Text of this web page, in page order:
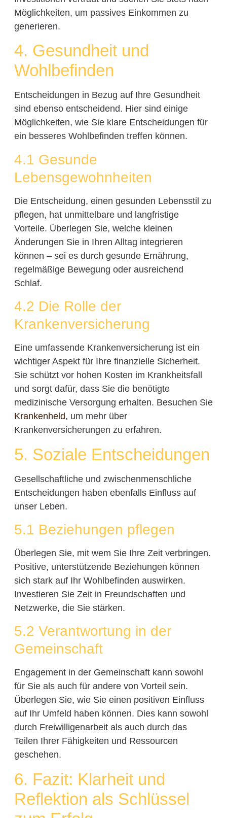
Möglichkeiten, um passives Einkommen zu
generieren.
4. Gesundheit und
Wohlbefinden
Entscheidungen in Bezug auf Ihre Gesundheit
sind ebenso entscheidend. Hier sind einige
Möglichkeiten, wie Sie klare Entscheidungen für
ein besseres Wohlbefinden treffen können.
4.1 Gesunde
Lebensgewohnheiten
Die Entscheidung, einen gesunden Lebensstil zu
pflegen, hat unmittelbare und langfristige
Vorteile. Überlegen Sie, welche kleinen
Änderungen Sie in Ihren Alltag integrieren
können – sei es durch gesunde Ernährung,
regelmäßige Bewegung oder ausreichend
Schlaf.
4.2 Die Rolle der
Krankenversicherung
Eine umfassende Krankenversicherung ist ein
wichtiger Aspekt für Ihre finanzielle Sicherheit.
Sie schützt vor hohen Kosten im Krankheitsfall
und sorgt dafür, dass Sie die benötigte
medizinische Versorgung erhalten. Besuchen Sie
Krankenheld, um mehr über
Krankenversicherungen zu erfahren.
5. Soziale Entscheidungen
Gesellschaftliche und zwischenmenschliche
Entscheidungen haben ebenfalls Einfluss auf
unser Leben.
5.1 Beziehungen pflegen
Überlegen Sie, mit wem Sie Ihre Zeit verbringen.
Positive, unterstützende Beziehungen können
sich stark auf Ihr Wohlbefinden auswirken.
Investieren Sie Zeit in Freundschaften und
Netzwerke, die Sie stärken.
5.2 Verantwortung in der
Gemeinschaft
Engagement in der Gemeinschaft kann sowohl
für Sie als auch für andere von Vorteil sein.
Überlegen Sie, wie Sie einen positiven Einfluss
auf Ihr Umfeld haben können. Dies kann sowohl
durch Freiwilligenarbeit als auch durch das
Teilen Ihrer Fähigkeiten und Ressourcen
geschehen.
6. Fazit: Klarheit und
Reflektion als Schlüssel